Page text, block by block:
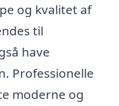
og kvalitet af
til
have
Professionelle
moderne og